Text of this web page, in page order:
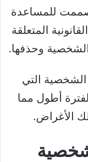
صممت للمساعدة
المتعلقة
وحذفها.
الشخصية التي
أطول مما
الأغراض.